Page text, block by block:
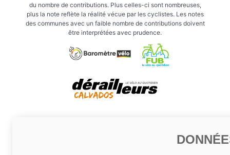
du nombre de contributions. Plus celles-ci sont nombreuses,
plus la note reflète la réalité vécue par les cyclistes. Les notes
des communes avec un faible nombre de contributions doivent
être interprétées avec prudence.